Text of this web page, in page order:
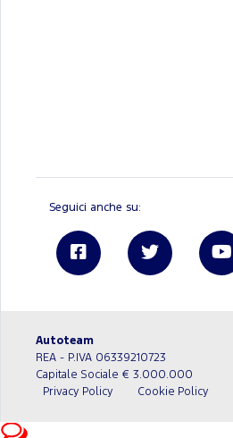
Seguici anche su:
Autoteam
REA - P.IVA 06339210723
Capitale Sociale € 3.000.000
Privacy Policy
Cookie Policy